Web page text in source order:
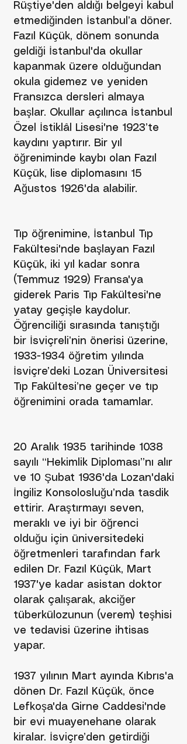
Rüştiye'den aldığı belgeyi kabul
etmediğinden İstanbul’a döner.
Fazıl Küçük, dönem sonunda
geldiği İstanbul'da okullar
kapanmak üzere olduğundan
okula gidemez ve yeniden
Fransızca dersleri almaya
başlar. Okullar açılınca İstanbul
Özel İstiklâl Lisesi'ne 1923’te
kaydını yaptırır. Bir yıl
öğreniminde kaybı olan Fazıl
Küçük, lise diplomasını 15
Ağustos 1926'da alabilir.
Tıp öğrenimine, İstanbul Tıp
Fakültesi'nde başlayan Fazıl
Küçük, iki yıl kadar sonra
(Temmuz 1929) Fransa'ya
giderek Paris Tıp Fakültesi'ne
yatay geçişle kaydolur.
Öğrenciliği sırasında tanıştığı
bir İsviçreli’nin önerisi üzerine,
1933-1934 öğretim yılında
İsviçre’deki Lozan Üniversitesi
Tıp Fakültesi’ne geçer ve tıp
öğrenimini orada tamamlar.
20 Aralık 1935 tarihinde 1038
sayılı “Hekimlik Diploması”nı alır
ve 10 Şubat 1936'da Lozan'daki
İngiliz Konsolosluğu’nda tasdik
ettirir. Araştırmayı seven,
meraklı ve iyi bir öğrenci
olduğu için üniversitedeki
öğretmenleri tarafından fark
edilen Dr. Fazıl Küçük, Mart
1937'ye kadar asistan doktor
olarak çalışarak, akciğer
tüberkülozunun (verem) teşhisi
ve tedavisi üzerine ihtisas
yapar.
1937 yılının Mart ayında Kıbrıs'a
dönen Dr. Fazıl Küçük, önce
Lefkoşa'da Girne Caddesi'nde
bir evi muayenehane olarak
kiralar. İsviçre’den getirdiği